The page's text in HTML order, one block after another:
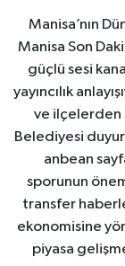
Manisa’nın
Manisa Son
güçlü sesi
yayıncılık
ve ilçelerden
Belediyesi
anbean
sporunun
transfer
ekonomisine
piyasa